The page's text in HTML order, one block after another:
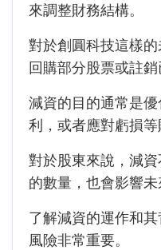
來調整財務結構。
對於創圓科技這樣
回購部分股票或註銷
減資的目的通常是
利，或者應對虧損等
對於股東來說，減
的數量，也會影響未
了解減資的運作和
風險非常重要。